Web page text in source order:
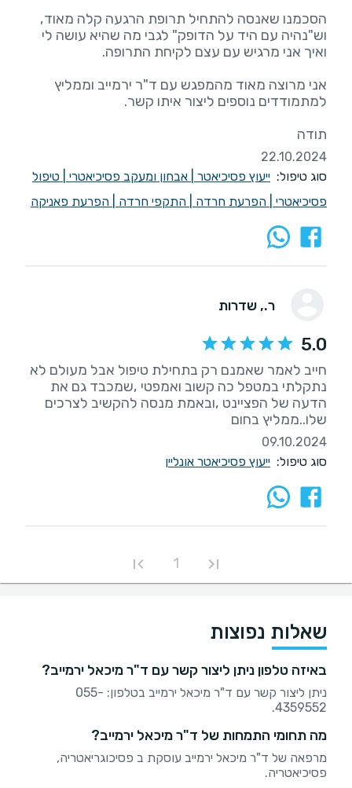
הסכמנו שאנסה להתחיל תרופת הרגעה קלה מאוד,
וש"נהיה עם היד על הדופק" לגבי מה שהיא עושה לי
אני מרוצה מאוד מהמפגש עם ד"ר ירמייב וממליץ
תודה
22.10.2024
סוג טיפול: ייעוץ פסיכיאטר אבחון ומעקב פסיכיאטרי
טיפול
פסיכיאטרי
הפרעת חרדה התקפי חרדה הפרעת פאניקה
ר., שדרות
5.0
חייב לאמר שאמנם רק בתחילת טיפול אבל מעולם לא
נתקלתי במטפל כה קשוב ואמפטי ,שמכבד גם את
הדעה של הפציינט ,ובאמת מנסה להקשיב לצרכים
שלו..ממליץ בחום
09.10.2024
סוג טיפול: ייעוץ פסיכיאטר אונליין
1
שאלות נפוצות
באיזה טלפון ניתן ליצור קשר עם ד"ר מיכאל ירמייב?
ניתן ליצור קשר עם ד"ר מיכאל ירמייב בטלפון: 055-
4359552.
מה תחומי התמחות של ד"ר מיכאל ירמייב?
מרפאה של ד"ר מיכאל ירמייב עוסקת ב פסיכוגריאטריה,
פסיכיאטריה.